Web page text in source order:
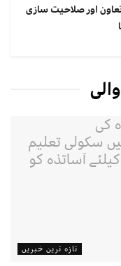
اور صلاحیت سازی
تازہ ترین خبریں